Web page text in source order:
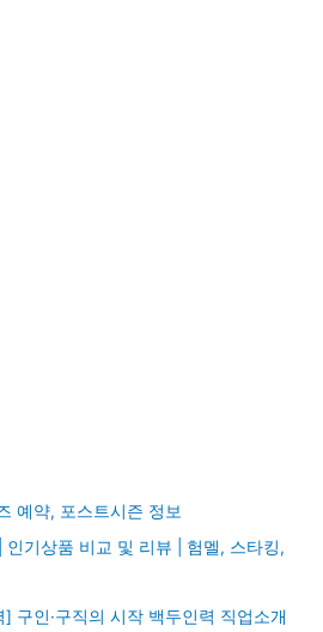
예약, 포스트시즌 정보
기상품 비교 및 리뷰 | 험멜, 스타킹,
구인·구직의 시작 백두인력 직업소개